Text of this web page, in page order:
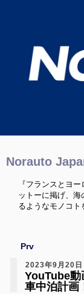
Norauto
『フランスとヨ
ットーに掲げ、
るようなモノコト
Prv
2023年9月20日
YouTube動
車中泊計画